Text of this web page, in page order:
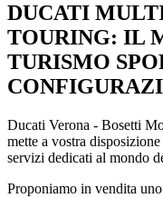
DUCATI
TOURING: IL
TURISMO
Ducati Verona - Bosetti
mette a vostra
servizi dedicati al mondo
Proponiamo in vendita